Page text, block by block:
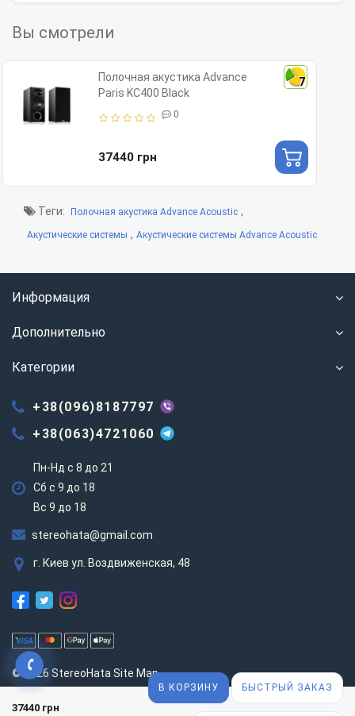
37440 грн
В КОРЗИНУ БЫСТРЫЙ ЗАКАЗ
Вы смотрели
7
Полочная акустика Advance
Paris KC400 Black
0
37440 грн
Теги: Полочная акустика Advance Acoustic ,
Акустические системы , Акустические системы Advance Acoustic
Информация
Дополнительно
Категории
+38(096)8187797
+38(063)4721060
Пн-Нд с 8 до 21
Сб с 9 до 18
Вс 9 до 18
stereohata@gmail.com
г. Киев ул. Воздвиженская, 48
© 2026 StereoHata Site Map